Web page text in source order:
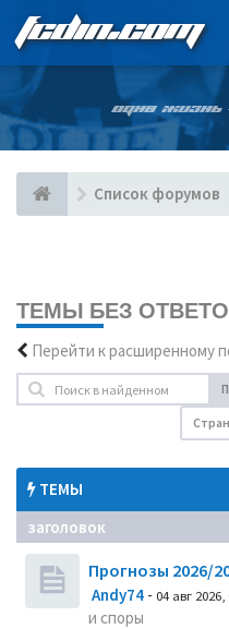
FCDIN.COM
ОДНА ЖИЗНЬ
Список форумов
ТЕМЫ БЕЗ
Перейти к расширенному
ТЕМЫ
заголовок
Прогнозы 2026/
Andy74 - 04 авг 2026,
и споры